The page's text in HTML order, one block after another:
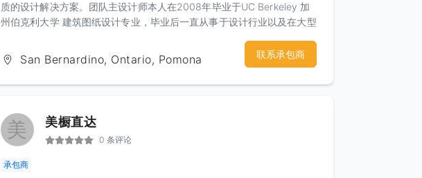
质的设计解决方案。团队主设计师本人在2008年毕业于UC Berkeley 加
州伯克利大学 建筑图纸设计专业，毕业后一直从事于设计行业以及在大型
与各市/县政府的图纸审批服务。我们深入了解南加州地区的建筑规范和
审批流程，可以高效地与政府部门进行沟通，并确保图纸能够顺利通过审
批。以下是我们的业务内容：1）新建/加建图纸设计2）ADU/JADU附属
Legalize图纸设计4）土地规划设计图，3D渲染图5）大麻屋/火烧屋修复
图6）结构工程图，Title24能源报告7）MEP工程图：提供机械（暖通空
调）、电气和管路系统的设计图纸我们承诺为客户提供定制绘图服务，并
保证合理的价格！我们乐意利用工作以外的时间和精力，以最短的时间为
San Bernardino, Ontario, Pomona 联系承包商
美 美橱直达
0 条评论
承包商